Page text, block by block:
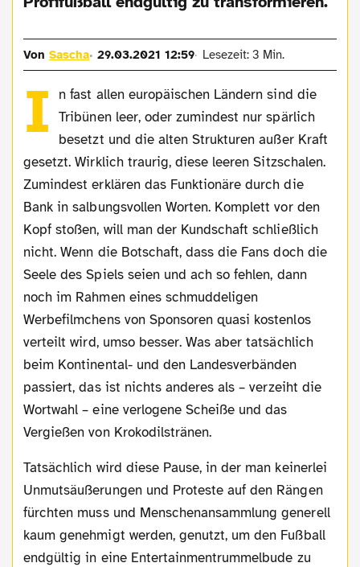
VonSascha 29.03.2021 12:59 Lesezeit: 3 Min.
I
n fast allen europäischen Ländern sind die
Tribünen leer, oder zumindest nur spärlich
besetzt und die alten Strukturen außer Kraft
gesetzt. Wirklich traurig, diese leeren Sitzschalen.
Zumindest erklären das Funktionäre durch die
Bank in salbungsvollen Worten. Komplett vor den
Kopf stoßen, will man der Kundschaft schließlich
nicht. Wenn die Botschaft, dass die Fans doch die
Seele des Spiels seien und ach so fehlen, dann
noch im Rahmen eines schmuddeligen
Werbefilmchens von Sponsoren quasi kostenlos
verteilt wird, umso besser. Was aber tatsächlich
beim Kontinental- und den Landesverbänden
passiert, das ist nichts anderes als – verzeiht die
Wortwahl – eine verlogene Scheiße und das
Vergießen von Krokodilstränen.
Tatsächlich wird diese Pause, in der man keinerlei
Unmutsäußerungen und Proteste auf den Rängen
fürchten muss und Menschenansammlung generell
kaum genehmigt werden, genutzt, um den Fußball
endgültig in eine Entertainmentrummelbude zu